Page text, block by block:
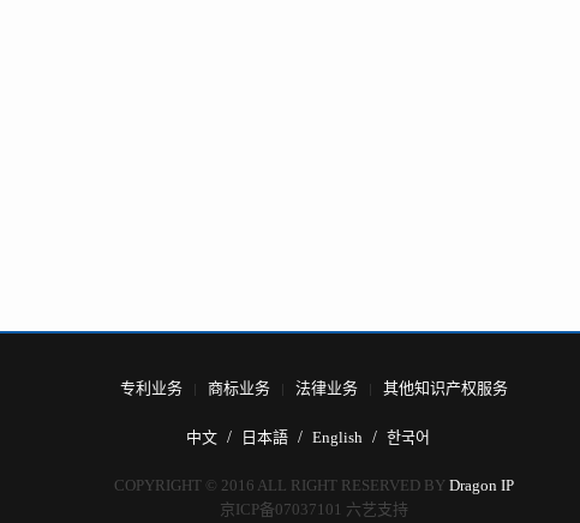
专利业务 商标业务 法律业务 其他知识产权服务
中文 日本語 English 한국어
COPYRIGHT © 2016 ALL RIGHT RESERVED BY Dragon IP
京ICP备07037101 六艺支持